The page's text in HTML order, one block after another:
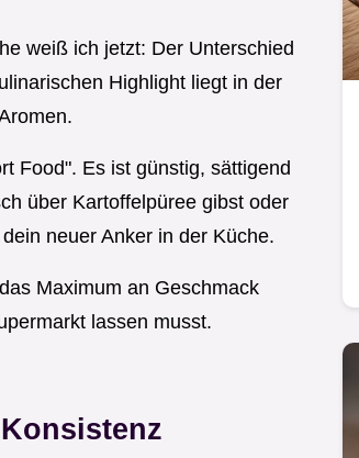
weiß ich jetzt: Der Unterschied
Highlight liegt in der
Food". Es ist günstig, sättigend
über Kartoffelpüree gibst oder
neuer Anker in der Küche.
Maximum an Geschmack
lassen musst.